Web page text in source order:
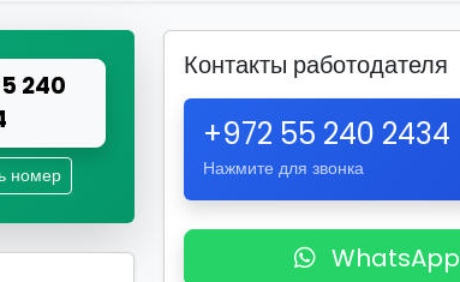
240
номер
Контакты работодателя
+972 55 240 2434
Нажмите для звонка
WhatsApp